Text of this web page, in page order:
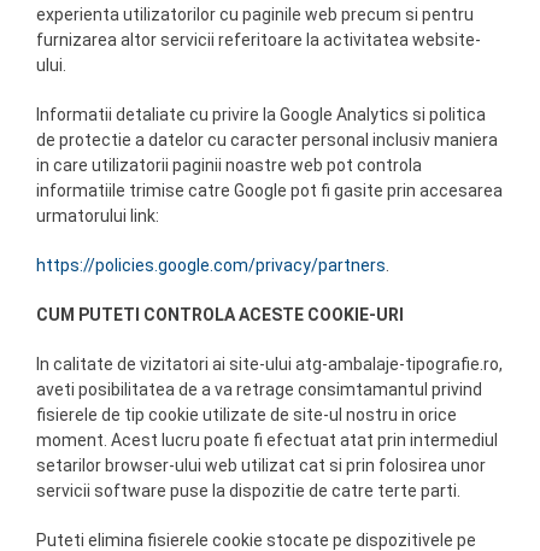
experienta utilizatorilor cu paginile web precum si pentru
furnizarea altor servicii referitoare la activitatea website-
ului.
Informatii detaliate cu privire la Google Analytics si politica
de protectie a datelor cu caracter personal inclusiv maniera
in care utilizatorii paginii noastre web pot controla
informatiile trimise catre Google pot fi gasite prin accesarea
urmatorului link:
https://policies.google.com/privacy/partners
CUM PUTETI CONTROLA ACESTE COOKIE-URI
In calitate de vizitatori ai site-ului atg-ambalaje-tipografie.ro,
aveti posibilitatea de a va retrage consimtamantul privind
fisierele de tip cookie utilizate de site-ul nostru in orice
moment. Acest lucru poate fi efectuat atat prin intermediul
setarilor browser-ului web utilizat cat si prin folosirea unor
servicii software puse la dispozitie de catre terte parti.
Puteti elimina fisierele cookie stocate pe dispozitivele pe